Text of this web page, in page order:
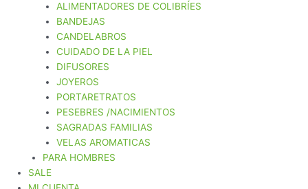
ALIMENTADORES DE COLIBRÍES
BANDEJAS
CANDELABROS
CUIDADO DE LA PIEL
DIFUSORES
JOYEROS
PORTARETRATOS
PESEBRES /NACIMIENTOS
SAGRADAS FAMILIAS
VELAS AROMATICAS
PARA HOMBRES
SALE